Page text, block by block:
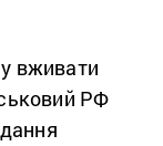
вживати
РФ